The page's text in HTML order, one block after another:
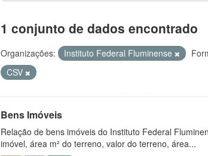
1 conjunto de dados encontrado
Organizações: Instituto Federal Fluminense
CSV
Bens Imóveis
Relação de bens imóveis do Instituto Federal
imóvel, área m² do terreno, valor do terreno, área...